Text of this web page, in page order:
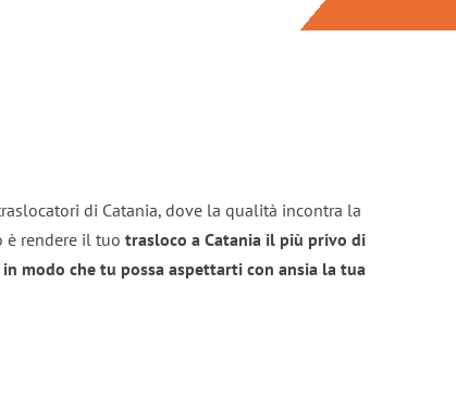
di Catania, dove la qualità incontra la
è rendere il tuo trasloco a Catania il più privo di
modo che tu possa aspettarti con ansia la tua